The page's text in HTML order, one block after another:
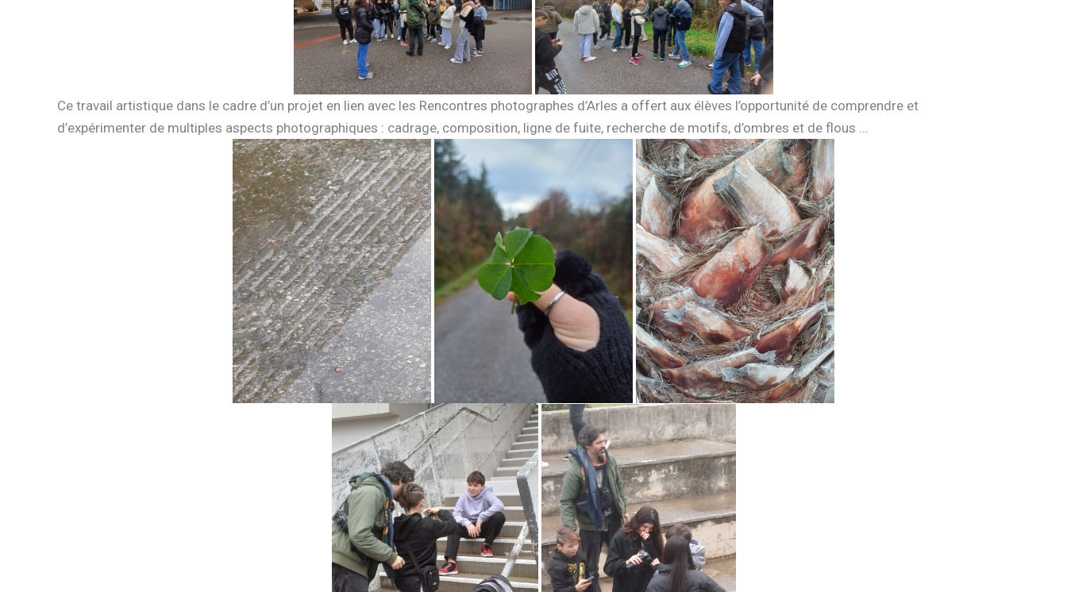
Ce travail artistique dans le cadre d’un projet en lien avec les Rencontres photographes d’Arles a offert aux élèves l’opportunité de comprendre et
d’expérimenter de multiples aspects photographiques : cadrage, composition, ligne de fuite, recherche de motifs, d’ombres et de flous …